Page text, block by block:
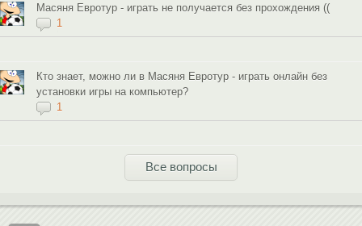
Масяня Евротур - играть не получается без прохождения ((
1
Кто знает, можно ли в Масяня Евротур - играть онлайн без
установки игры на компьютер?
1
Все вопросы